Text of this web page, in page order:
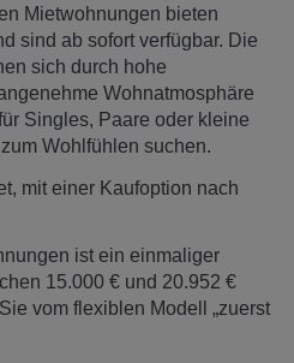
Mietwohnungen bieten
sind ab sofort verfügbar. Die
sich durch hohe
Wohnatmosphäre
Singles, Paare oder kleine
Wohlfühlen suchen.
mit einer Kaufoption nach
ist ein einmaliger
15.000 € und 20.952 €
vom flexiblen Modell „zuerst